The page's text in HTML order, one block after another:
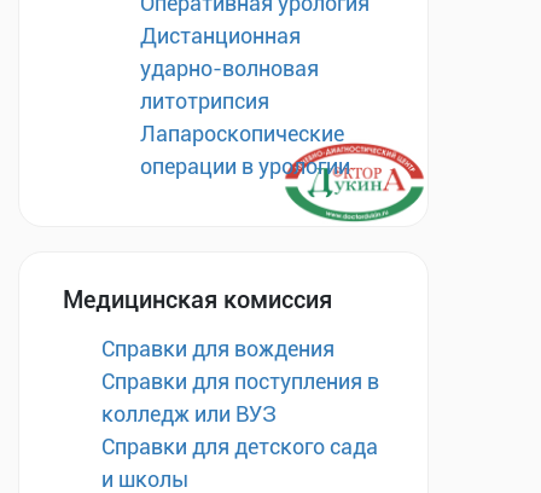
Дистанционная
ударно-волновая
литотрипсия
Лапароскопические
операции в урологии
Медицинская комиссия
Справки для вождения
Справки для поступления в
колледж или ВУЗ
Справки для детского сада
и школы